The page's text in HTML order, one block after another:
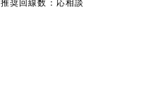
推奨回線数：応相談